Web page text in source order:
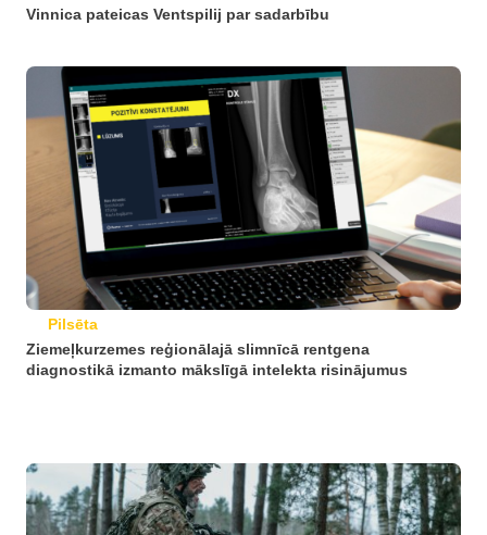
Vinnica pateicas Ventspilij par sadarbību
Pilsēta
Ziemeļkurzemes reģionālajā slimnīcā rentgena
diagnostikā izmanto mākslīgā intelekta risinājumus